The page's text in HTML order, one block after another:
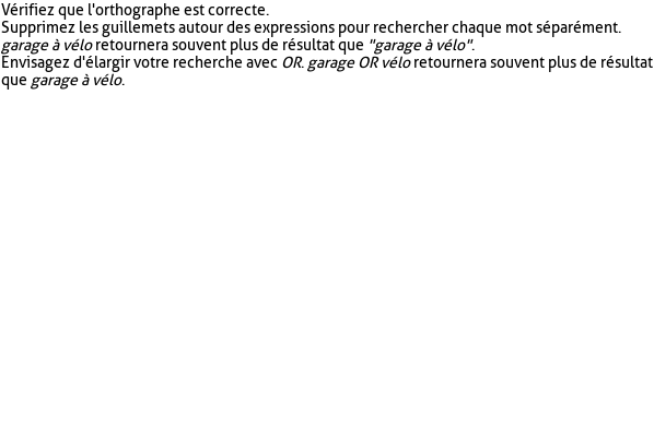
Vérifiez que l'orthographe est correcte.
Supprimez les guillemets autour des expressions pour rechercher chaque mot séparément.
garage à véloretournera souvent plus de résultat que "garage à vélo".
Envisagez d'élargir votre recherche avec OR. garage OR véloretournera souvent plus de résultat
que garage à vélo.